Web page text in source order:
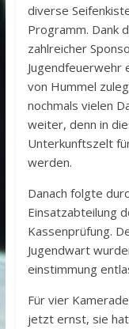
diverse
Programm. Dank
zahlreicher
Jugendfeuerwehr
von Hummel
nochmals vielen
weiter, denn in
Unterkunftszelt
werden.
Danach folgte
Einsatzabteilung
Kassenprüfung.
Jugendwart
einstimmung
Für vier
jetzt ernst, sie